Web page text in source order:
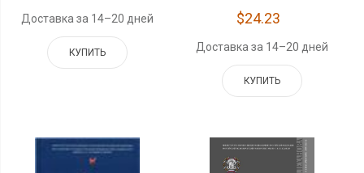
Доставка за 14–20 дней
КУПИТЬ
$24.23
Доставка за 14–20 дней
КУПИТЬ